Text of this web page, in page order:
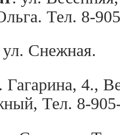
Тел. 8-
ул. Снежная.
Гагарина, 4.,
Тел. 8-